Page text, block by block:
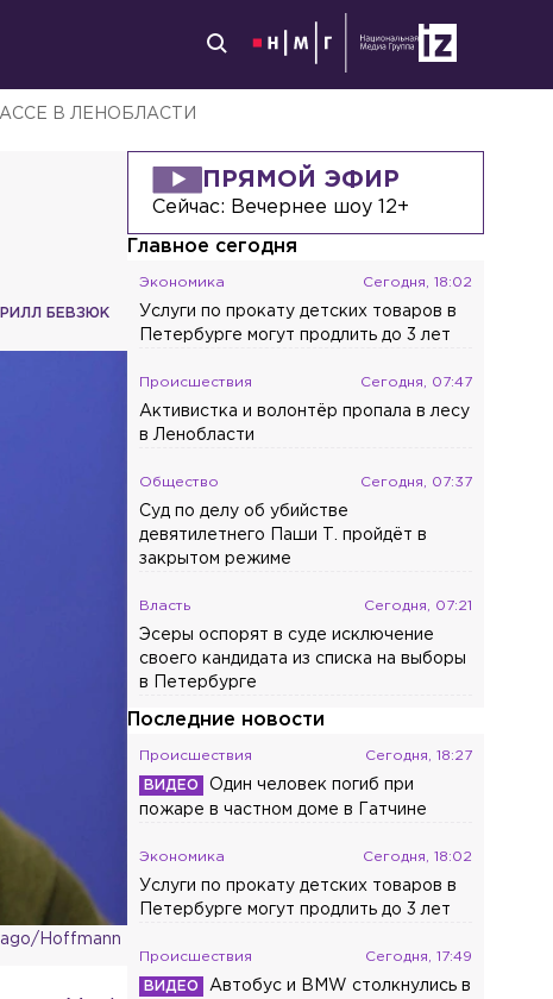
В ЛЕНОБЛАСТИ
БЕВЗЮК
Hoffmann
ПРЯМОЙ ЭФИР
Сейчас: Вечернее шоу 12+
Главное сегодня
Экономика Сегодня, 18:02
Услуги по прокату детских товаров в
Петербурге могут продлить до 3 лет
Происшествия Сегодня, 07:47
Активистка и волонтёр пропала в лесу
в Ленобласти
Общество Сегодня, 07:37
Суд по делу об убийстве
девятилетнего Паши Т. пройдёт в
закрытом режиме
Власть Сегодня, 07:21
Эсеры оспорят в суде исключение
своего кандидата из списка на выборы
в Петербурге
Последние новости
Происшествия Сегодня, 18:27
Один человек погиб при
пожаре в частном доме в Гатчине
Экономика Сегодня, 18:02
Услуги по прокату детских товаров в
Петербурге могут продлить до 3 лет
Происшествия Сегодня, 17:49
Автобус и BMW столкнулись в